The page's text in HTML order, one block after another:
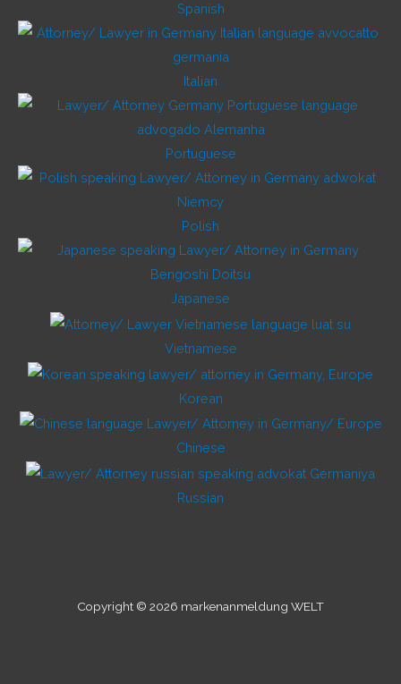
Spanish
Italian
Portuguese
Polish
Japanese
Vietnamese
Korean
Chinese
Russian
Copyright © 2026 markenanmeldung WELT